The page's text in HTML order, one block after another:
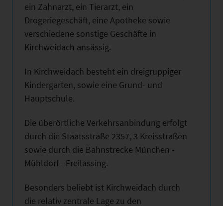
ein Zahnarzt, ein Tierarzt, ein
Drogeriegeschäft, eine Apotheke sowie
verschiedene sonstige Geschäfte in
Kirchweidach ansässig.
In Kirchweidach besteht ein dreigruppiger
Kindergarten, sowie eine Grund- und
Hauptschule.
Die überörtliche Verkehrsanbindung erfolgt
durch die Staatsstraße 2357, 3 Kreisstraßen
sowie durch die Bahnstrecke München -
Mühldorf - Freilassing.
Besonders beliebt ist Kirchweidach durch
die relativ zentrale Lage zu den